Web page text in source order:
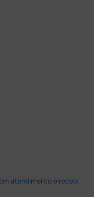
atendimento e recebi